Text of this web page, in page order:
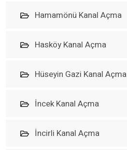
Hamamönü Kanal Açma
Hasköy Kanal Açma
Hüseyin Gazi Kanal Açma
İncek Kanal Açma
İncirli Kanal Açma